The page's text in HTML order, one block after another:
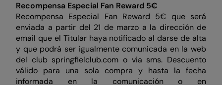
Recompensa Especial Fan Reward 5€
Recompensa Especial Fan Reward 5€ que será
enviada a partir del 21 de marzo a la dirección de
email que el Titular haya notificado al darse de alta
y que podrá ser igualmente comunicada en la web
del club springfielclub.com o via sms. Descuento
válido para una sola compra y hasta la fecha
informada en la comunicación o en